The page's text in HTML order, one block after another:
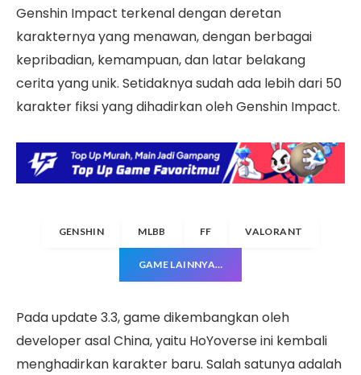
Genshin Impact terkenal dengan deretan
karakternya yang menawan, dengan berbagai
kepribadian, kemampuan, dan latar belakang
cerita yang unik. Setidaknya sudah ada lebih dari 50
karakter fiksi yang dihadirkan oleh Genshin Impact.
GENSHIN MLBB FF VALORANT
GAME LAINNYA…
Pada update 3.3, game dikembangkan oleh
developer asal China, yaitu HoYoverse ini kembali
menghadirkan karakter baru. Salah satunya adalah